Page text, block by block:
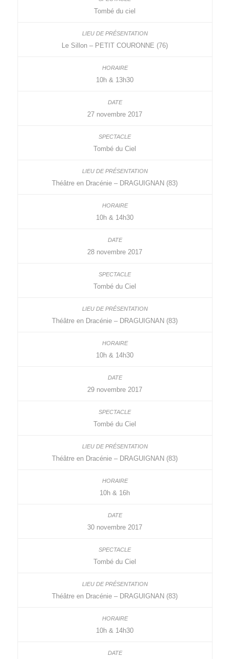
Tombé du ciel
Le Sillon – PETIT COURONNE (76)
10h & 13h30
27 novembre 2017
Tombé du Ciel
Théâtre en Dracénie – DRAGUIGNAN (83)
10h & 14h30
28 novembre 2017
Tombé du Ciel
Théâtre en Dracénie – DRAGUIGNAN (83)
10h & 14h30
29 novembre 2017
Tombé du Ciel
Théâtre en Dracénie – DRAGUIGNAN (83)
10h & 16h
30 novembre 2017
Tombé du Ciel
Théâtre en Dracénie – DRAGUIGNAN (83)
10h & 14h30